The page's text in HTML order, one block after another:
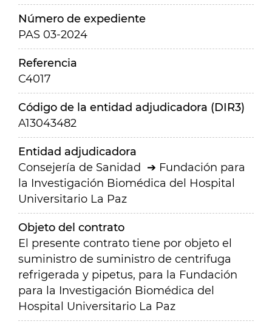
Número de expediente
PAS 03-2024
Referencia
C4017
Código de la entidad adjudicadora (DIR3)
A13043482
Entidad adjudicadora
Consejería de Sanidad
Fundación para
la Investigación Biomédica del Hospital
Universitario La Paz
Objeto del contrato
El presente contrato tiene por objeto el
suministro de suministro de centrifuga
refrigerada y pipetus, para la Fundación
para la Investigación Biomédica del
Hospital Universitario La Paz